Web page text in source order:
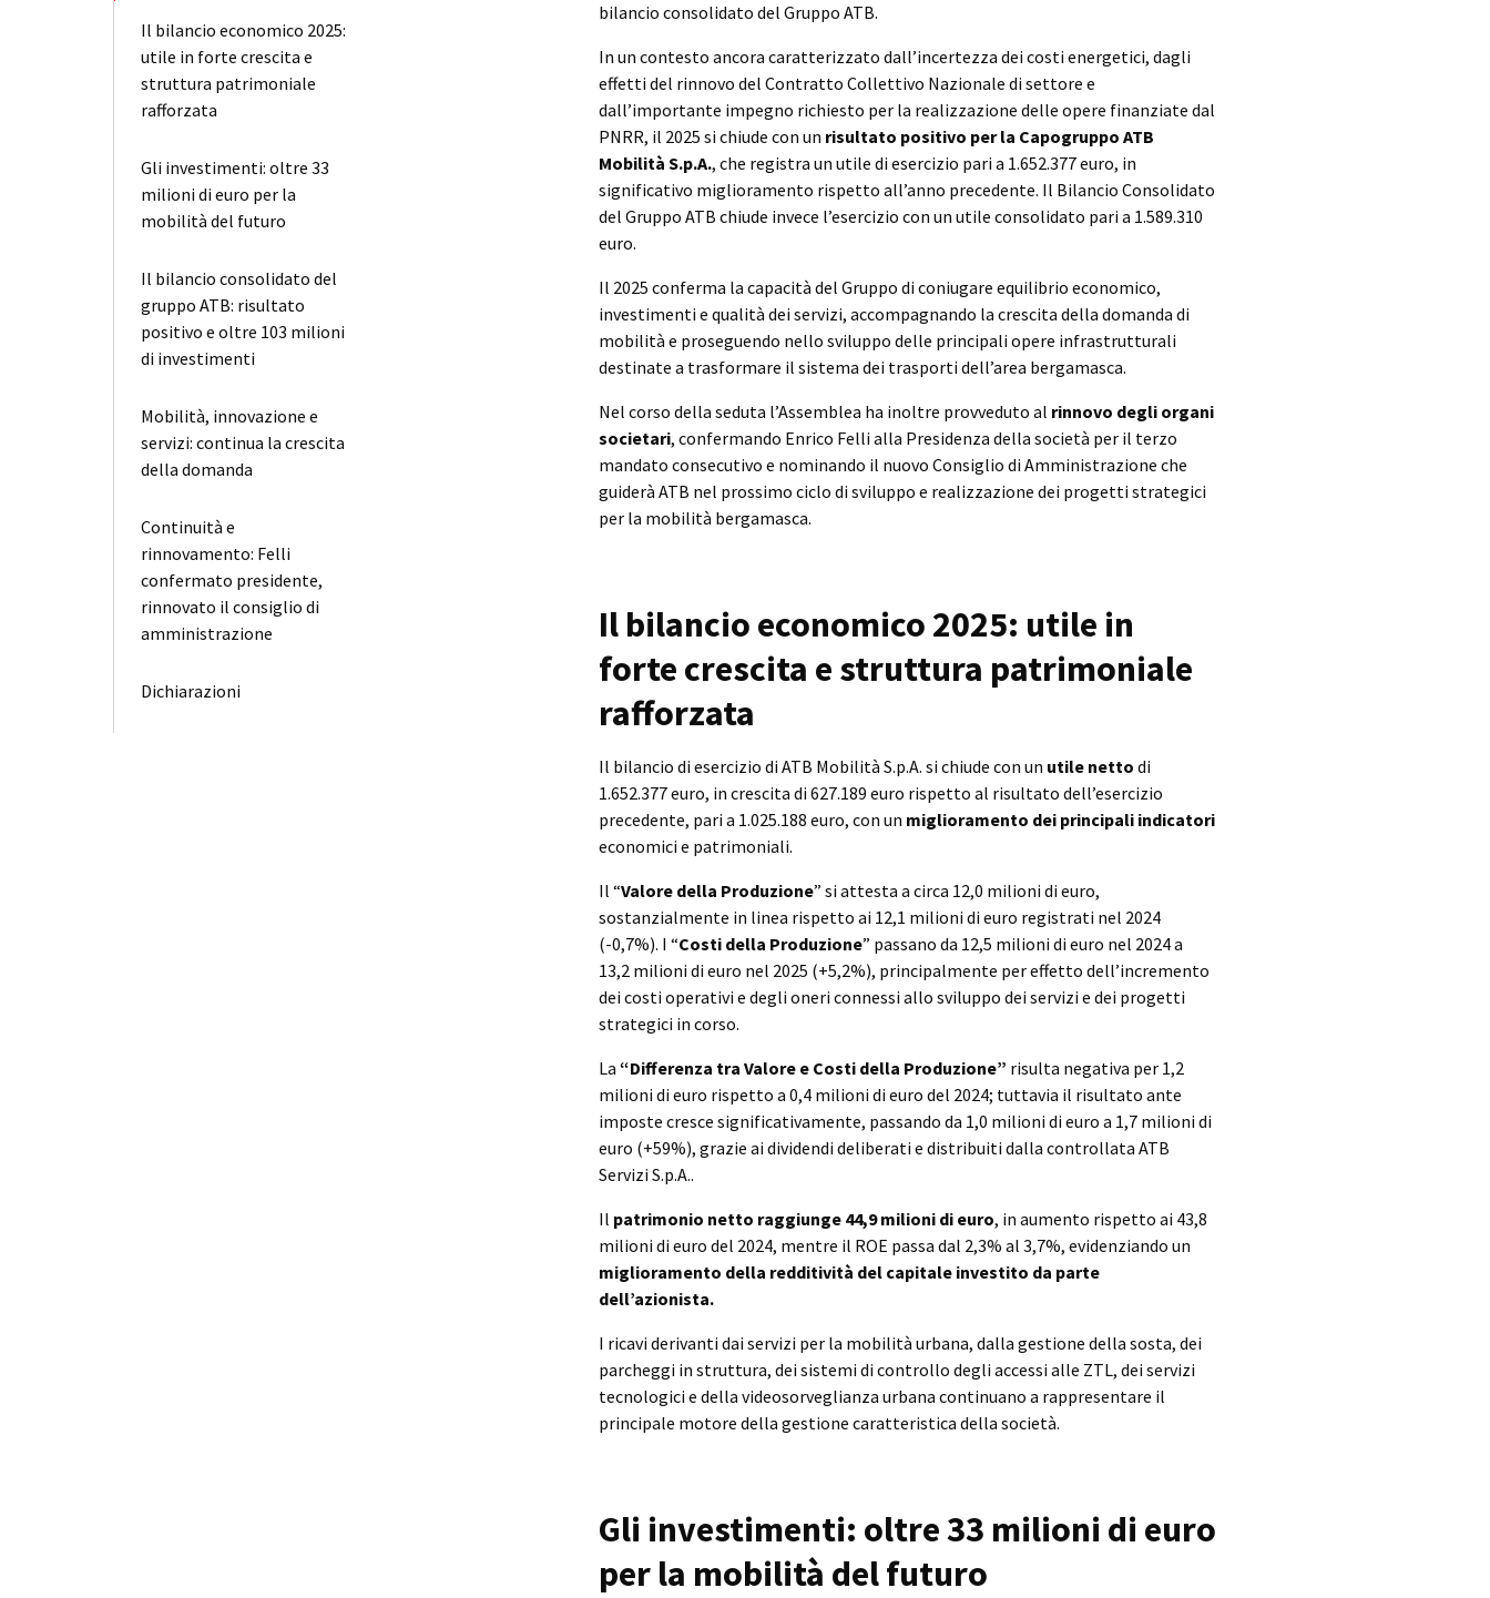
Il bilancio economico 2025:
utile in forte crescita e
struttura patrimoniale
rafforzata
Gli investimenti: oltre 33
milioni di euro per la
mobilità del futuro
Il bilancio consolidato del
gruppo ATB: risultato
positivo e oltre 103 milioni
di investimenti
Mobilità, innovazione e
servizi: continua la crescita
della domanda
Continuità e
rinnovamento: Felli
confermato presidente,
rinnovato il consiglio di
amministrazione
Dichiarazioni
bilancio consolidato del Gruppo ATB.
In un contesto ancora caratterizzato dall’incertezza dei costi energetici, dagli
effetti del rinnovo del Contratto Collettivo Nazionale di settore e
dall’importante impegno richiesto per la realizzazione delle opere finanziate dal
PNRR, il 2025 si chiude con un risultato positivo per la Capogruppo ATB
Mobilità S.p.A., che registra un utile di esercizio pari a 1.652.377 euro, in
significativo miglioramento rispetto all’anno precedente. Il Bilancio Consolidato
del Gruppo ATB chiude invece l’esercizio con un utile consolidato pari a 1.589.310
euro.
Il 2025 conferma la capacità del Gruppo di coniugare equilibrio economico,
investimenti e qualità dei servizi, accompagnando la crescita della domanda di
mobilità e proseguendo nello sviluppo delle principali opere infrastrutturali
destinate a trasformare il sistema dei trasporti dell’area bergamasca.
Nel corso della seduta l’Assemblea ha inoltre provveduto al rinnovo degli organi
societari, confermando Enrico Felli alla Presidenza della società per il terzo
mandato consecutivo e nominando il nuovo Consiglio di Amministrazione che
guiderà ATB nel prossimo ciclo di sviluppo e realizzazione dei progetti strategici
per la mobilità bergamasca.
Il bilancio economico 2025: utile in
forte crescita e struttura patrimoniale
rafforzata
Il bilancio di esercizio di ATB Mobilità S.p.A. si chiude con un utile netto di
1.652.377 euro, in crescita di 627.189 euro rispetto al risultato dell’esercizio
precedente, pari a 1.025.188 euro, con un miglioramento dei principali indicatori
economici e patrimoniali.
Il “Valore della Produzione” si attesta a circa 12,0 milioni di euro,
sostanzialmente in linea rispetto ai 12,1 milioni di euro registrati nel 2024
(-0,7%). I “Costi della Produzione” passano da 12,5 milioni di euro nel 2024 a
13,2 milioni di euro nel 2025 (+5,2%), principalmente per effetto dell’incremento
dei costi operativi e degli oneri connessi allo sviluppo dei servizi e dei progetti
strategici in corso.
La “Differenza tra Valore e Costi della Produzione” risulta negativa per 1,2
milioni di euro rispetto a 0,4 milioni di euro del 2024; tuttavia il risultato ante
imposte cresce significativamente, passando da 1,0 milioni di euro a 1,7 milioni di
euro (+59%), grazie ai dividendi deliberati e distribuiti dalla controllata ATB
Servizi S.p.A..
Il patrimonio netto raggiunge 44,9 milioni di euro, in aumento rispetto ai 43,8
milioni di euro del 2024, mentre il ROE passa dal 2,3% al 3,7%, evidenziando un
miglioramento della redditività del capitale investito da parte
dell’azionista.
I ricavi derivanti dai servizi per la mobilità urbana, dalla gestione della sosta, dei
parcheggi in struttura, dei sistemi di controllo degli accessi alle ZTL, dei servizi
tecnologici e della videosorveglianza urbana continuano a rappresentare il
principale motore della gestione caratteristica della società.
Gli investimenti: oltre 33 milioni di euro
per la mobilità del futuro